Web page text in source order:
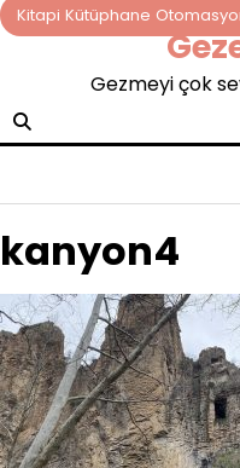
Skip
to
Kitapi Kütüphane
Gezmeyi çok
kanyon4